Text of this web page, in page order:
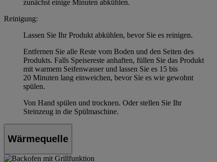
zunächst einige Minuten abkühlen.
Reinigung:
Lassen Sie Ihr Produkt abkühlen, bevor Sie es reinigen.
Entfernen Sie alle Reste vom Boden und den Seiten des
Produkts. Falls Speisereste anhaften, füllen Sie das Produkt
mit warmem Seifenwasser und lassen Sie es 15 bis
20 Minuten lang einweichen, bevor Sie es wie gewohnt
spülen.
Von Hand spülen und trocknen. Oder stellen Sie Ihr
Steinzeug in die Spülmaschine.
Wärmequelle